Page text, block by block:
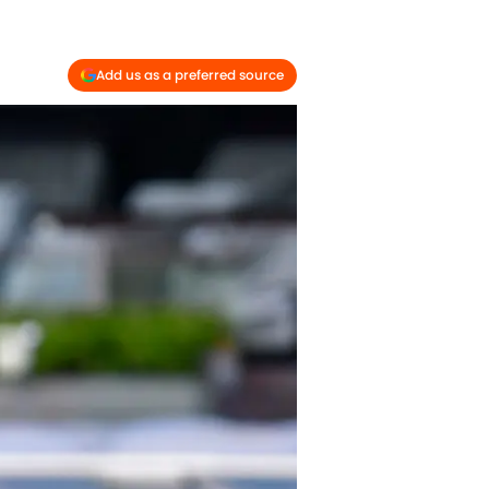
Add us as a preferred source